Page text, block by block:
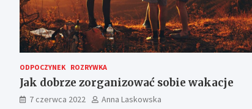
ODPOCZYNEK ROZRYWKA
Jak dobrze zorganizować sobie wakacje
7 czerwca 2022
Anna Laskowska